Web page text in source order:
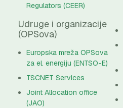
Regulators (CEER)
Udruge i organizacije
(OPSova)
Europska mreža OPSova
za el. energiju (ENTSO-E)
TSCNET Services
Joint Allocation office
(JAO)